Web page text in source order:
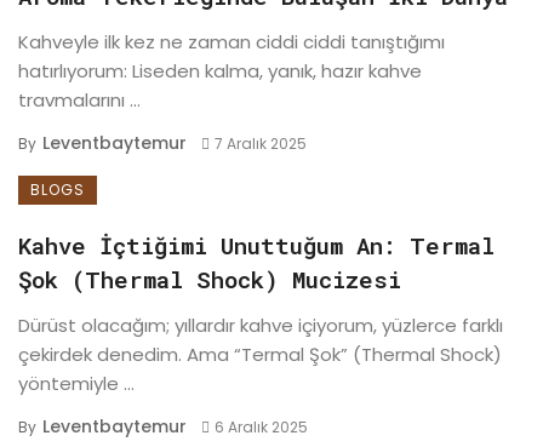
Kahveyle ilk kez ne zaman ciddi ciddi tanıştığımı
hatırlıyorum: Liseden kalma, yanık, hazır kahve
travmalarını ...
By Leventbaytemur 7 Aralık 2025
BLOGS
Kahve İçtiğimi Unuttuğum An: Termal
Şok (Thermal Shock) Mucizesi
Dürüst olacağım; yıllardır kahve içiyorum, yüzlerce farklı
çekirdek denedim. Ama “Termal Şok” (Thermal Shock)
yöntemiyle ...
By Leventbaytemur 6 Aralık 2025